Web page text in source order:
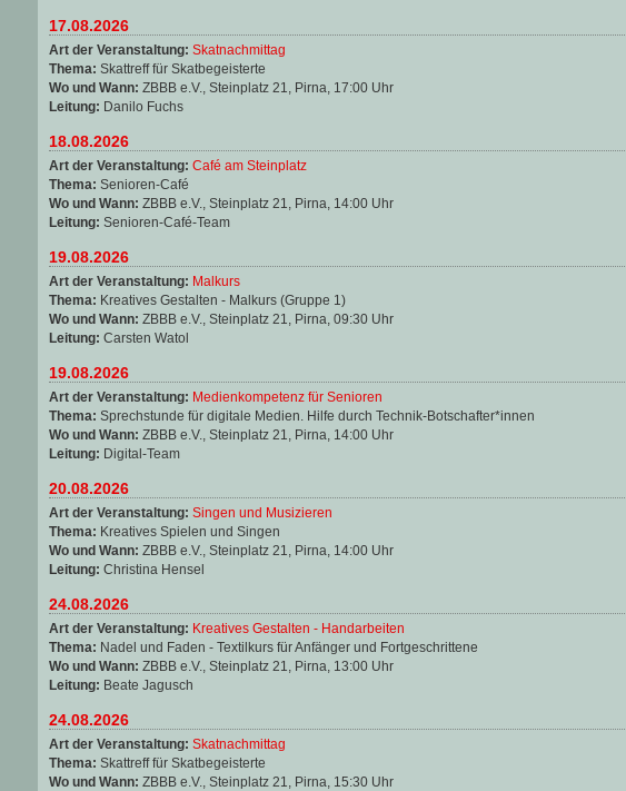
17.08.2026
Art der Veranstaltung: Skatnachmittag
Thema: Skattreff für Skatbegeisterte
Wo und Wann: ZBBB e.V., Steinplatz 21, Pirna, 17:00 Uhr
Leitung: Danilo Fuchs
18.08.2026
Art der Veranstaltung: Café am Steinplatz
Thema: Senioren-Café
Wo und Wann: ZBBB e.V., Steinplatz 21, Pirna, 14:00 Uhr
Leitung: Senioren-Café-Team
19.08.2026
Art der Veranstaltung: Malkurs
Thema: Kreatives Gestalten - Malkurs (Gruppe 1)
Wo und Wann: ZBBB e.V., Steinplatz 21, Pirna, 09:30 Uhr
Leitung: Carsten Watol
19.08.2026
Art der Veranstaltung: Medienkompetenz für Senioren
Thema: Sprechstunde für digitale Medien. Hilfe durch Technik-Botschafter*innen
Wo und Wann: ZBBB e.V., Steinplatz 21, Pirna, 14:00 Uhr
Leitung: Digital-Team
20.08.2026
Art der Veranstaltung: Singen und Musizieren
Thema: Kreatives Spielen und Singen
Wo und Wann: ZBBB e.V., Steinplatz 21, Pirna, 14:00 Uhr
Leitung: Christina Hensel
24.08.2026
Art der Veranstaltung: Kreatives Gestalten - Handarbeiten
Thema: Nadel und Faden - Textilkurs für Anfänger und Fortgeschrittene
Wo und Wann: ZBBB e.V., Steinplatz 21, Pirna, 13:00 Uhr
Leitung: Beate Jagusch
24.08.2026
Art der Veranstaltung: Skatnachmittag
Thema: Skattreff für Skatbegeisterte
Wo und Wann: ZBBB e.V., Steinplatz 21, Pirna, 15:30 Uhr